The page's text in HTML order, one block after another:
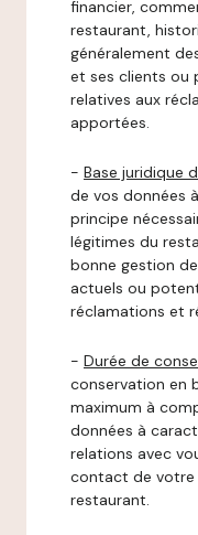
financier,
restaurant,
généralement
et ses clients ou
relatives aux
apportées.
- Base juridique
de vos données
principe
légitimes du
bonne gestion
actuels ou
réclamations et
- Durée de
conservation en
maximum à
données à
relations avec
contact de
restaurant.